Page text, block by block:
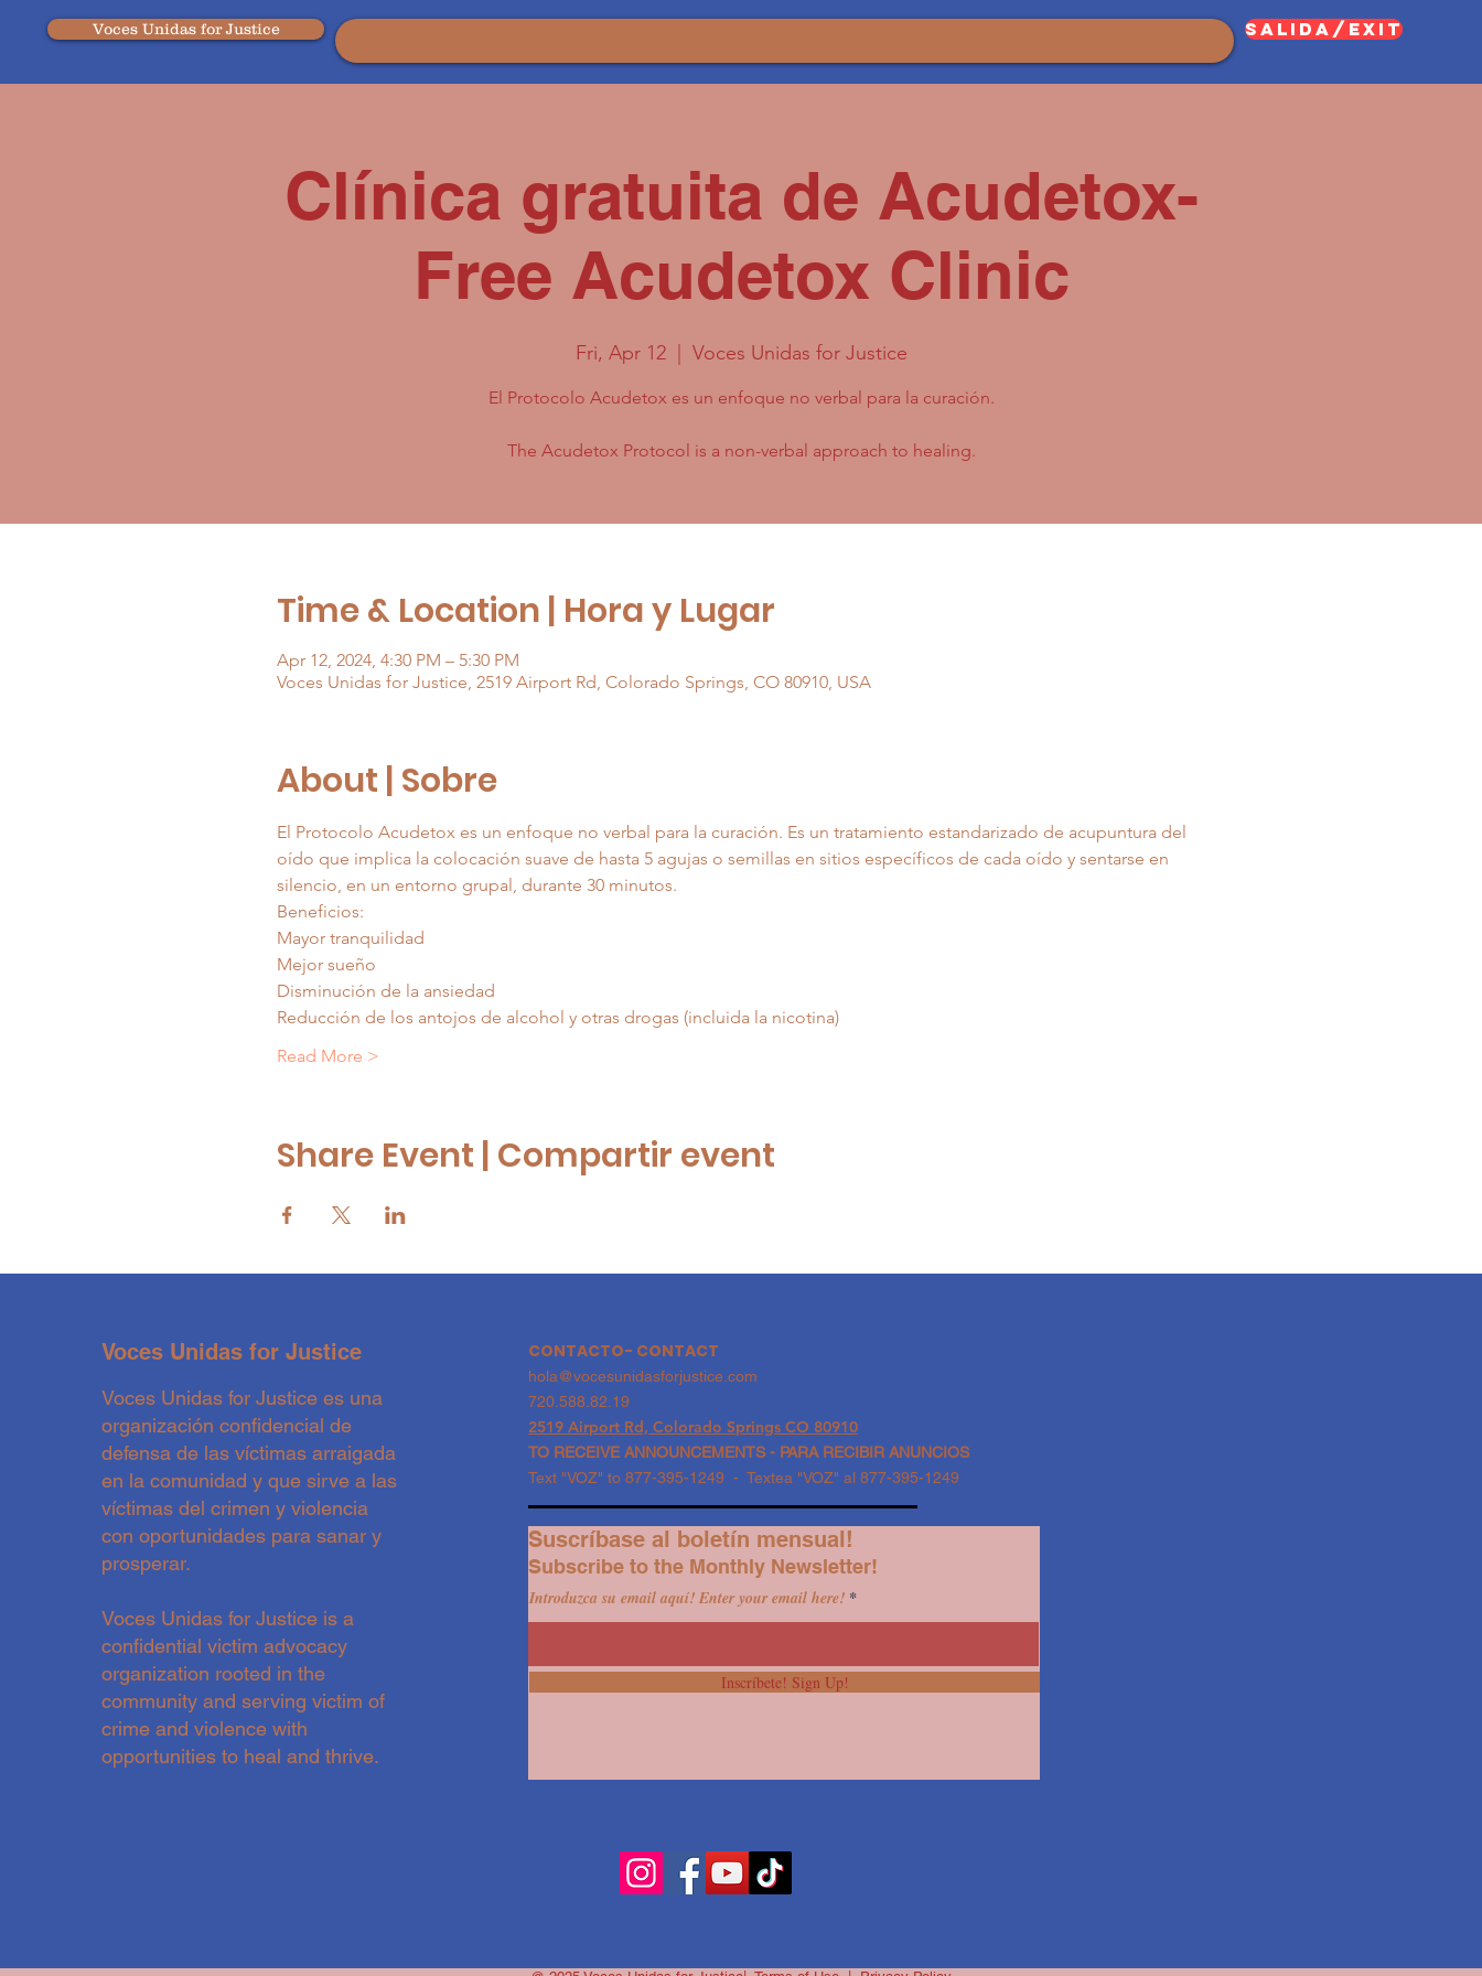
Voces Unidas for Justice SALIDA/EXIT
Clínica gratuita de Acudetox-
Free Acudetox Clinic
Fri, Apr 12
  |
Voces Unidas for Justice
El Protocolo Acudetox es un enfoque no verbal para la curación.
The Acudetox Protocol is a non-verbal approach to healing.
Time & Location | Hora y Lugar
Apr 12, 2024, 4:30 PM – 5:30 PM
Voces Unidas for Justice, 2519 Airport Rd, Colorado Springs, CO 80910, USA
About | Sobre
El Protocolo Acudetox es un enfoque no verbal para la curación. Es un tratamiento estandarizado de acupuntura del
oído que implica la colocación suave de hasta 5 agujas o semillas en sitios específicos de cada oído y sentarse en
silencio, en un entorno grupal, durante 30 minutos.
Beneficios:
Mayor tranquilidad
Mejor sueño
Disminución de la ansiedad
Reducción de los antojos de alcohol y otras drogas (incluida la nicotina)
Read More >
Share Event | Compartir event
Voces Unidas for Justice
Voces Unidas for Justice es una
organización confidencial de
defensa de las víctimas arraigada
en la comunidad y que sirve a las
víctimas del crimen y violencia
con oportunidades para sanar y
prosperar.
Voces Unidas for Justice is a
confidential victim advocacy
organization rooted in the
community and serving victim of
crime and violence with
opportunities to heal and thrive.
CONTACTO- CONTACT
hola@vocesunidasforjustice.com
720.588.82.19
2519 Airport Rd, Colorado Springs CO 80910
TO RECEIVE ANNOUNCEMENTS - PARA RECIBIR ANUNCIOS
Text "VOZ" to 877-395-1249 - Textea "VOZ" al 877-395-1249
Suscríbase al boletín mensual!
Subscribe to the Monthly Newsletter!
Introduzca su email aquí! Enter your email here!
Inscríbete! Sign Up!